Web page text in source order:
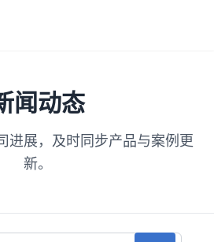
闻动态
进展，及时同步产品与案例更
新。